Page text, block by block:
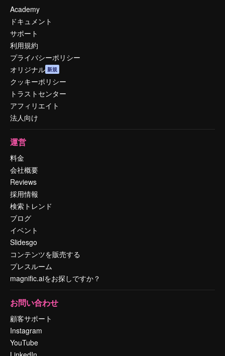
Academy
ドキュメント
サポート
利用規約
プライバシーポリシー
オリジナル 新規
クッキーポリシー
トラストセンター
アフィリエイト
法人向け
運営
料金
会社概要
Reviews
採用情報
検索トレンド
ブログ
イベント
Slidesgo
コンテンツを販売する
プレスルーム
magnific.aiをお探しですか？
お問い合わせ
顧客サポート
Instagram
YouTube